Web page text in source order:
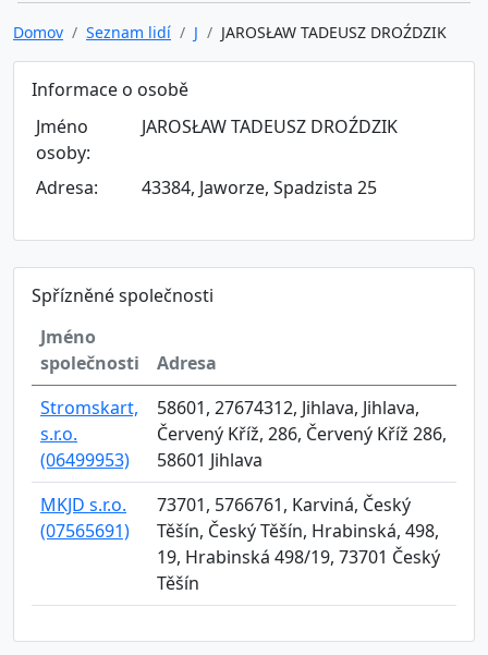
Domov Seznam lidí J JAROSŁAW TADEUSZ DROŹDZIK
Informace o osobě
Jméno
osoby:
JAROSŁAW TADEUSZ DROŹDZIK
Adresa: 43384, Jaworze, Spadzista 25
Spřízněné společnosti
Jméno
společnosti
Adresa
Stromskart,
s.r.o.
(06499953)
58601, 27674312, Jihlava, Jihlava,
Červený Kříž, 286, Červený Kříž 286,
58601 Jihlava
MKJD s.r.o.
(07565691)
73701, 5766761, Karviná, Český
Těšín, Český Těšín, Hrabinská, 498,
19, Hrabinská 498/19, 73701 Český
Těšín